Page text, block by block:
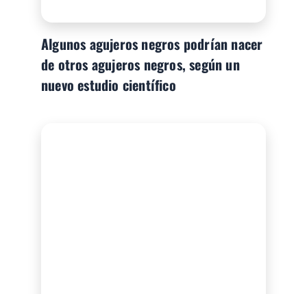
Algunos agujeros negros podrían nacer
de otros agujeros negros, según un
nuevo estudio científico